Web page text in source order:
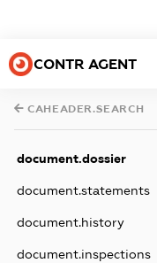
CONTR AGENT
CAHEADER.SEARCH
document.dossier
document.statements
document.history
document.inspections